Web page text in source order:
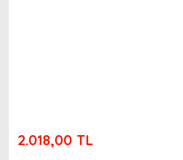
2.018,00 TL